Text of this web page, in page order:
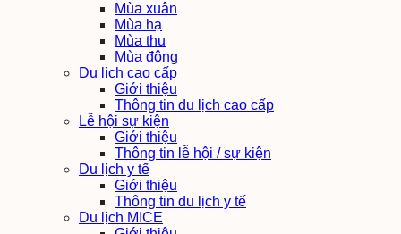
Mùa xuân
Mùa hạ
Mùa thu
Mùa đông
Du lịch cao cấp
Giới thiệu
Thông tin du lịch cao cấp
Lễ hội sự kiện
Giới thiệu
Thông tin lễ hội / sự kiện
Du lịch y tế
Giới thiệu
Thông tin du lịch y tế
Du lịch MICE